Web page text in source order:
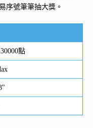
序號筆筆抽大獎。
點